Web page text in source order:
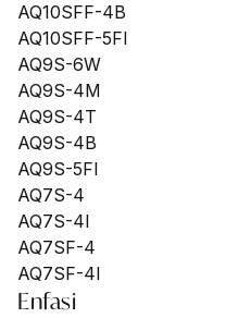
AQ10SFF-4B
AQ10SFF-5FI
AQ9S-6W
AQ9S-4M
AQ9S-4T
AQ9S-4B
AQ9S-5FI
AQ7S-4
AQ7S-4I
AQ7SF-4
AQ7SF-4I
Enfasi